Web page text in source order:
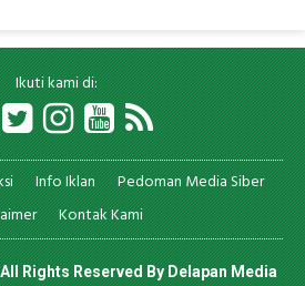
Ikuti kami di:
Info Iklan
Pedoman Media Siber
Kontak Kami
Rights Reserved ByDelapan Media